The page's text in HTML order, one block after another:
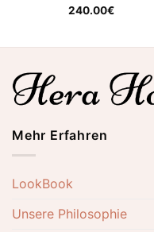
240.00€
Mehr Erfahren
LookBook
Unsere Philosophie